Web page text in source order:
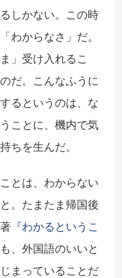
しかない。この時
わからなさ」だ。
」受け入れるこ
だ。こんなふうに
るというのは、な
ことに、機内で気
ちを生んだ。
とは、わからない
。たまたま帰国後
『わかるというこ
、外国語のいいと
まっていることだ